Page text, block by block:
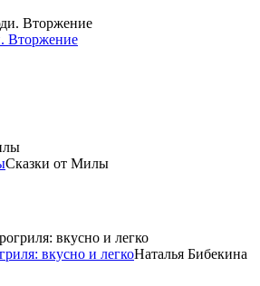
Вторжение
Сказки от Милы
вкусно и легкоНаталья Бибекина